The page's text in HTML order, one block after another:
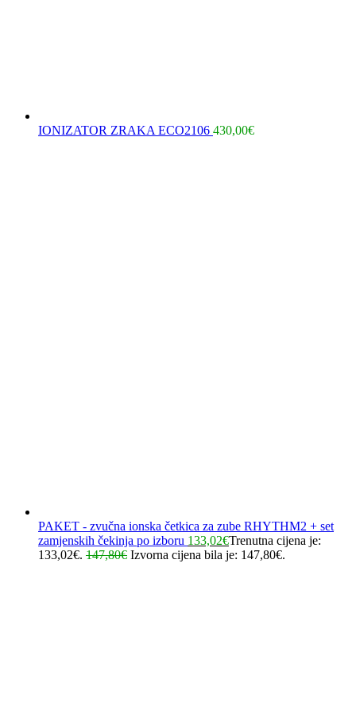
IONIZATOR ZRAKA ECO2106 430,00€
PAKET - zvučna ionska četkica za zube RHYTHM2 + set
zamjenskih čekinja po izboru 133,02€Trenutna cijena je:
133,02€. 147,80€ Izvorna cijena bila je: 147,80€.